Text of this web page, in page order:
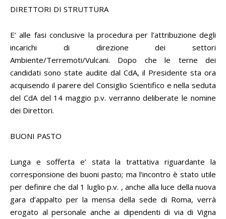
DIRETTORI DI STRUTTURA
E’ alle fasi conclusive la procedura per l’attribuzione degli
incarichi di direzione dei settori
Ambiente/Terremoti/Vulcani. Dopo che le terne dei
candidati sono state audite dal CdA, il Presidente sta ora
acquisendo il parere del Consiglio Scientifico e nella seduta
del CdA del 14 maggio p.v. verranno deliberate le nomine
dei Direttori.
BUONI PASTO
Lunga e sofferta e’ stata la trattativa riguardante la
corresponsione dei buoni pasto; ma l’incontro è stato utile
per definire che dal 1 luglio p.v. , anche alla luce della nuova
gara d’appalto per la mensa della sede di Roma, verrà
erogato al personale anche ai dipendenti di via di Vigna